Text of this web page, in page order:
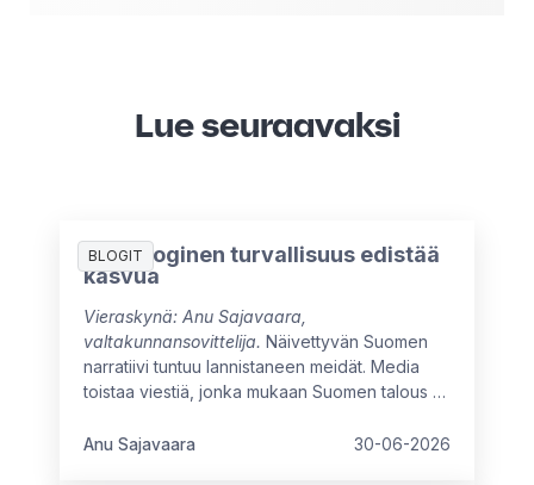
Lue seuraavaksi
BLOGIT
Psykologinen turvallisuus edistää
kasvua
Vieraskynä: Anu Sajavaara,
valtakunnansovittelija. Näivettyvän Suomen
narratiivi tuntuu lannistaneen meidät. Media
toistaa viestiä, jonka mukaan Suomen talous ei
signaalit ovat vielä heikkoja. Arvovaltaisissa
Anu Sajavaara 30-06-2026